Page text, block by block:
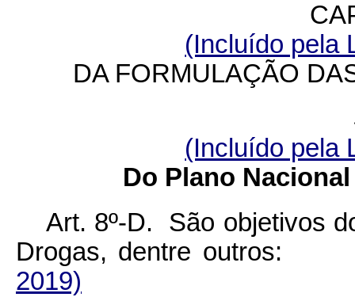
(Incluído pela
DA FORMULAÇÃO
(Incluído pela
Do Plano
Art. 8º-D. São objetivos
Drogas, dentre
2019)